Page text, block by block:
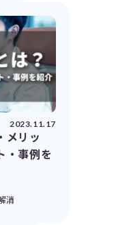
2023.11.17
メリッ
・事例を
消